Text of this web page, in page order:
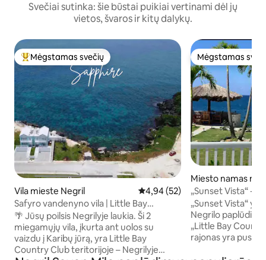
Svečiai sutinka: šie būstai puikiai vertinami dėl jų
vietos, švaros ir kitų dalykų.
Svečių mėgstamiausias
Mėgstamas svečių
Vila mieste Negril Vidutinis įvertinimas: 4,94 iš 5,
4,94 (52)
Safyro vandenyno vila | Little Bay
Country Club
🌴 Jūsų poilsis Negrilyje laukia. Ši 2
miegamųjų vila, įkurta ant uolos su
vaizdu į Karibų jūrą, yra Little Bay
Country Club teritorijoje – Negrilyje
Mėgstamas
Mėgstamas
Miesto namas
„Sunset Vista“ -
w/Solar - Se
„Sunset Vista“
Negrilo
„Little Bay
rajonas yra